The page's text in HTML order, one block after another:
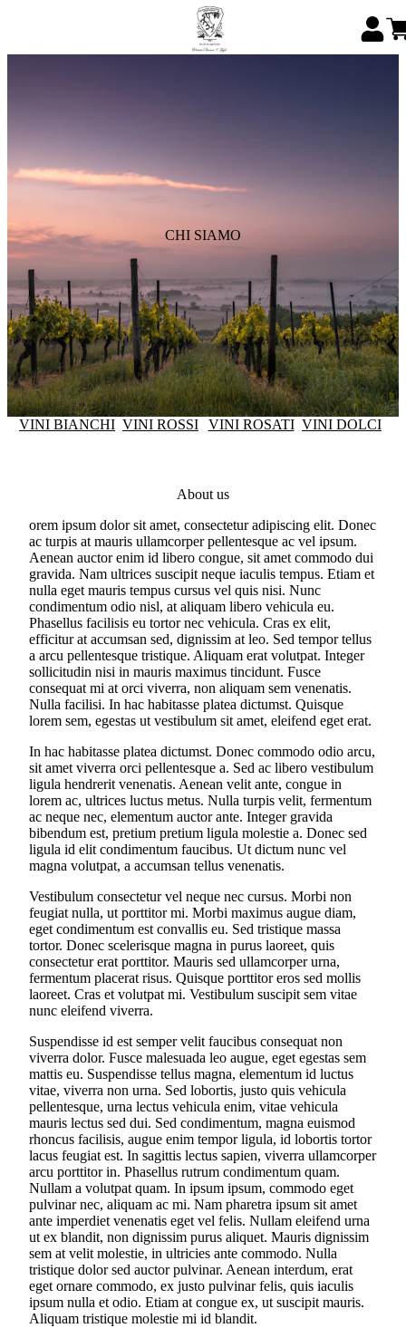
CHI SIAMO
VINI BIANCHI VINI ROSSI VINI ROSATI VINI DOLCI
About us
orem ipsum dolor sit amet, consectetur adipiscing elit. Donec
ac turpis at mauris ullamcorper pellentesque ac vel ipsum.
Aenean auctor enim id libero congue, sit amet commodo dui
gravida. Nam ultrices suscipit neque iaculis tempus. Etiam et
nulla eget mauris tempus cursus vel quis nisi. Nunc
condimentum odio nisl, at aliquam libero vehicula eu.
Phasellus facilisis eu tortor nec vehicula. Cras ex elit,
efficitur at accumsan sed, dignissim at leo. Sed tempor tellus
a arcu pellentesque tristique. Aliquam erat volutpat. Integer
sollicitudin nisi in mauris maximus tincidunt. Fusce
consequat mi at orci viverra, non aliquam sem venenatis.
Nulla facilisi. In hac habitasse platea dictumst. Quisque
lorem sem, egestas ut vestibulum sit amet, eleifend eget erat.
In hac habitasse platea dictumst. Donec commodo odio arcu,
sit amet viverra orci pellentesque a. Sed ac libero vestibulum
ligula hendrerit venenatis. Aenean velit ante, congue in
lorem ac, ultrices luctus metus. Nulla turpis velit, fermentum
ac neque nec, elementum auctor ante. Integer gravida
bibendum est, pretium pretium ligula molestie a. Donec sed
ligula id elit condimentum faucibus. Ut dictum nunc vel
magna volutpat, a accumsan tellus venenatis.
Vestibulum consectetur vel neque nec cursus. Morbi non
feugiat nulla, ut porttitor mi. Morbi maximus augue diam,
eget condimentum est convallis eu. Sed tristique massa
tortor. Donec scelerisque magna in purus laoreet, quis
consectetur erat porttitor. Mauris sed ullamcorper urna,
fermentum placerat risus. Quisque porttitor eros sed mollis
laoreet. Cras et volutpat mi. Vestibulum suscipit sem vitae
nunc eleifend viverra.
Suspendisse id est semper velit faucibus consequat non
viverra dolor. Fusce malesuada leo augue, eget egestas sem
mattis eu. Suspendisse tellus magna, elementum id luctus
vitae, viverra non urna. Sed lobortis, justo quis vehicula
pellentesque, urna lectus vehicula enim, vitae vehicula
mauris lectus sed dui. Sed condimentum, magna euismod
rhoncus facilisis, augue enim tempor ligula, id lobortis tortor
lacus feugiat est. In sagittis lectus sapien, viverra ullamcorper
arcu porttitor in. Phasellus rutrum condimentum quam.
Nullam a volutpat quam. In ipsum ipsum, commodo eget
pulvinar nec, aliquam ac mi. Nam pharetra ipsum sit amet
ante imperdiet venenatis eget vel felis. Nullam eleifend urna
ut ex blandit, non dignissim purus aliquet. Mauris dignissim
sem at velit molestie, in ultricies ante commodo. Nulla
tristique dolor sed auctor pulvinar. Aenean interdum, erat
eget ornare commodo, ex justo pulvinar felis, quis iaculis
ipsum nulla et odio. Etiam at congue ex, ut suscipit mauris.
Aliquam tristique molestie mi id blandit.